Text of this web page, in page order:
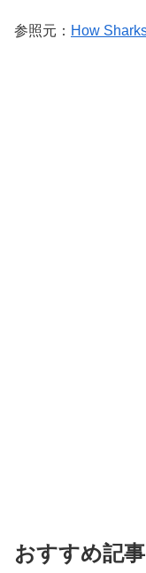
参照元： How
おすすめ記事